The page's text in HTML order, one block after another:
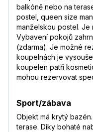
balkóně nebo na
postel, queen size
manželskou postel.
Vybavení pokojů
(zdarma). Je možné
koupelnách je
koupelen patří
mohou rezervovat
Sport/zábava
Objekt má krytý
terase. Díky bohaté